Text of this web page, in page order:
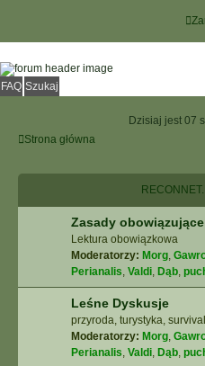
FAQ Szukaj
Dzisiaj jest 07
Strona główna
Zasady
Lektura obowiązkowa
Moderatorzy: Morg,
Perianalis, Valdi, Dąb,
Leśne Dyskusje
przyroda, turystyka, survival
Moderatorzy: Morg,
Perianalis, Valdi, Dąb,